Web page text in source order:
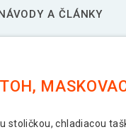
NÁVODY A ČLÁNKY
chladiacou